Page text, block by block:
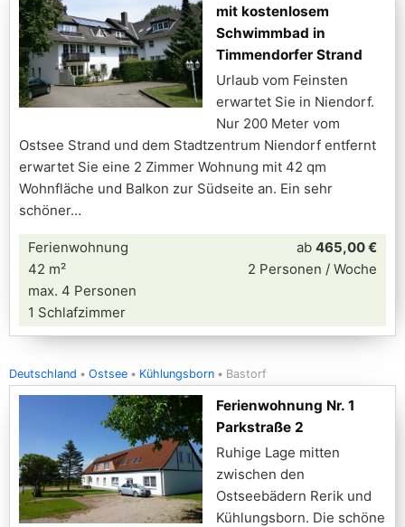
mit kostenlosem
Schwimmbad in
Timmendorfer Strand
Urlaub vom Feinsten
erwartet Sie in Niendorf.
Nur 200 Meter vom
Ostsee Strand und dem Stadtzentrum Niendorf entfernt
erwartet Sie eine 2 Zimmer Wohnung mit 42 qm
Wohnfläche und Balkon zur Südseite an. Ein sehr
schöner
Ferienwohnung
42 m²
max. 4 Personen
1 Schlafzimmer
ab 465,00 €
2 Personen / Woche
Deutschland Ostsee Kühlungsborn Bastorf
Ferienwohnung Nr. 1
Parkstraße 2
Ruhige Lage mitten
zwischen den
Ostseebädern Rerik und
Kühlungsborn. Die schöne